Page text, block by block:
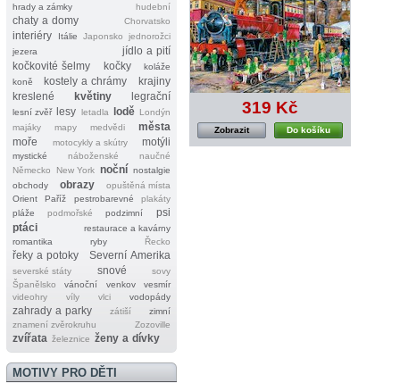
hrady a zámky hudební
chaty a domy Chorvatsko
interiéry Itálie Japonsko
jednorožci
jezera
jídlo a pití
kočkovité šelmy
kočky
koláže
koně
kostely a chrámy
krajiny
kreslené
květiny legrační
lesní zvěř lesy letadla lodě Londýn
majáky
mapy medvědi
města
moře
motocykly a skútry motýli
mystické náboženské
naučné
Německo
New York noční nostalgie
obchody
obrazy
opuštěná místa
Orient
Paříž pestrobarevné
plakáty
pláže
podmořské podzimní
psi
ptáci
restaurace a kavárny
romantika
ryby Řecko
řeky a potoky Severní Amerika
severské státy snové
sovy
Španělsko
vánoční venkov
vesmír
videohry
víly vlci vodopády
zahrady a parky zátiší
zimní
znamení zvěrokruhu
Zozoville
zvířata železnice ženy a dívky
MOTIVY PRO DĚTI
319 Kč
Do košíku
Zobrazit